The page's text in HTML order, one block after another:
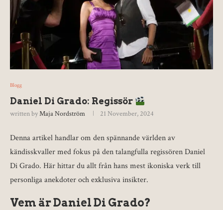
Blogg
Daniel Di Grado: Regissör
written byMaja Nordström 21 November, 2024
Denna artikel handlar om den spännande världen av
kändisskvaller med fokus på den talangfulla regissören Daniel
Di Grado. Här hittar du allt från hans mest ikoniska verk till
personliga anekdoter och exklusiva insikter.
Vem är Daniel Di Grado?